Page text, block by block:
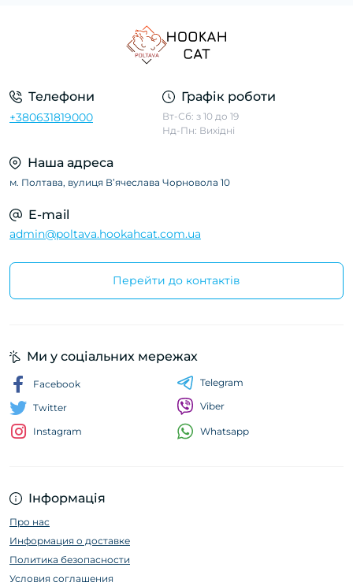
Телефони
+380631819000
Графік роботи
Вт-Сб: з 10 до 19
Нд-Пн: Вихідні
Наша адреса
м. Полтава, вулиця Вʼячеслава Чорновола 10
E-mail
admin@poltava.hookahcat.com.ua
Перейти до контактів
Інформація
Про нас
Информация о доставке
Политика безопасности
Условия соглашения
Ми у соціальних мережах
Facebook
Twitter
Instagram
Telegram
Viber
Whatsapp